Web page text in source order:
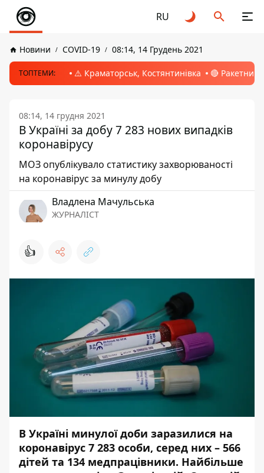
RU
Новини COVID-19 08:14, 14 Грудень 2021
ТОПТЕМИ: ⚠️ Краматорськ, Костянтинівка 🔴 Ракетний
08:14, 14 грудня 2021
В Україні за добу 7 283 нових випадків
коронавірусу
МОЗ опублікувало статистику захворюваності
на коронавірус за минулу добу
Владлена Мачульська
ЖУРНАЛІСТ
👍
В Україні минулої доби заразилися на
коронавірус 7 283 особи, серед них – 566
дітей та 134 медпрацівники. Найбільше